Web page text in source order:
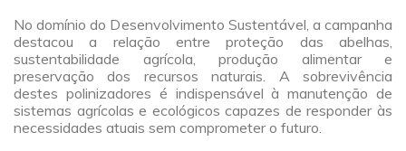
No domínio do Desenvolvimento Sustentável, a campanha
destacou a relação entre proteção das abelhas,
sustentabilidade agrícola, produção alimentar e
preservação dos recursos naturais. A sobrevivência
destes polinizadores é indispensável à manutenção de
sistemas agrícolas e ecológicos capazes de responder às
necessidades atuais sem comprometer o futuro.